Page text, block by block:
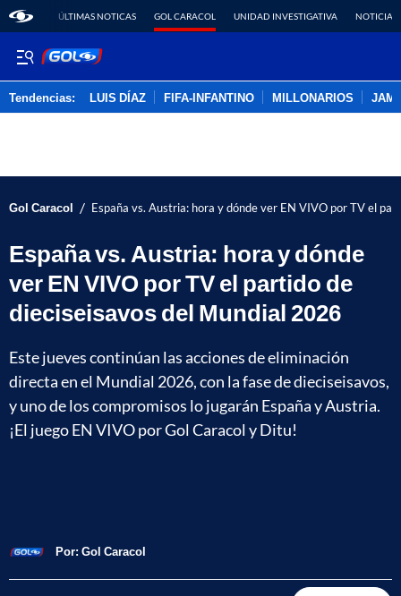
ÚLTIMAS NOTICAS GOL CARACOL UNIDAD INVESTIGATIVA NOTICIAS
Tendencias: LUIS DÍAZ FIFA-INFANTINO MILLONARIOS
Gol Caracol / España vs. Austria: hora y dónde ver EN VIVO por TV el
España vs. Austria: hora y dónde
ver EN VIVO por TV el partido de
dieciseisavos del Mundial 2026
Este jueves continúan las acciones de eliminación
directa en el Mundial 2026, con la fase de dieciseisavos,
y uno de los compromisos lo jugarán España y Austria.
¡El juego EN VIVO por Gol Caracol y Ditu!
Por: Gol Caracol